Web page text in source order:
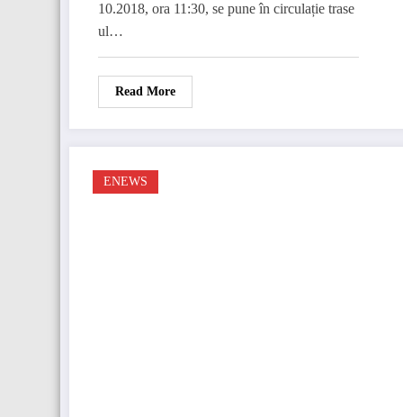
10.2018, ora 11:30, se pune în circulație trase
ul…
Read More
ENEWS